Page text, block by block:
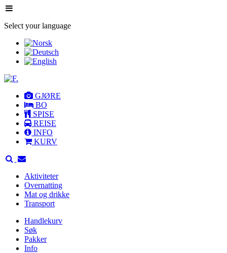
Select your language
GJØRE
BO
SPISE
REISE
INFO
KURV
Aktiviteter
Overnatting
Mat og drikke
Transport
Handlekurv
Søk
Pakker
Info